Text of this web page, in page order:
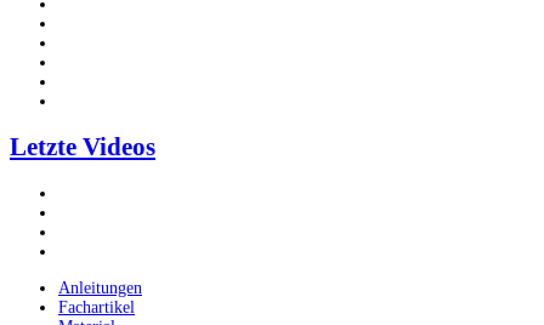
Letzte Videos
Anleitungen
Fachartikel